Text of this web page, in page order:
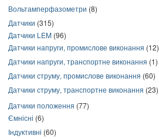
Вольтамперфазометри (8)
Датчики (315)
Датчики LEM (96)
Датчики напруги, промислове виконання (12)
Датчики напруги, транспортне виконання (1)
Датчики струму, промислове виконання (60)
Датчики струму, транспортне виконання (23)
Датчики положення (77)
Ємнісні (6)
Індуктивні (60)